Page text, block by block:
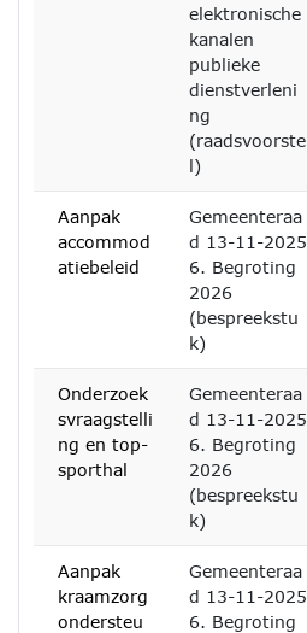
elektronische
kanalen
publieke
dienstverleni
ng
(raadsvoorste
l)
Aanpak
accommod
atiebeleid
Gemeenteraa
d 13-11-2025
6. Begroting
2026
(bespreekstu
k)
Onderzoek
svraagstelli
ng en top-
sporthal
Gemeenteraa
d 13-11-2025
6. Begroting
2026
(bespreekstu
k)
Aanpak
kraamzorg
ondersteu
Gemeenteraa
d 13-11-2025
6. Begroting